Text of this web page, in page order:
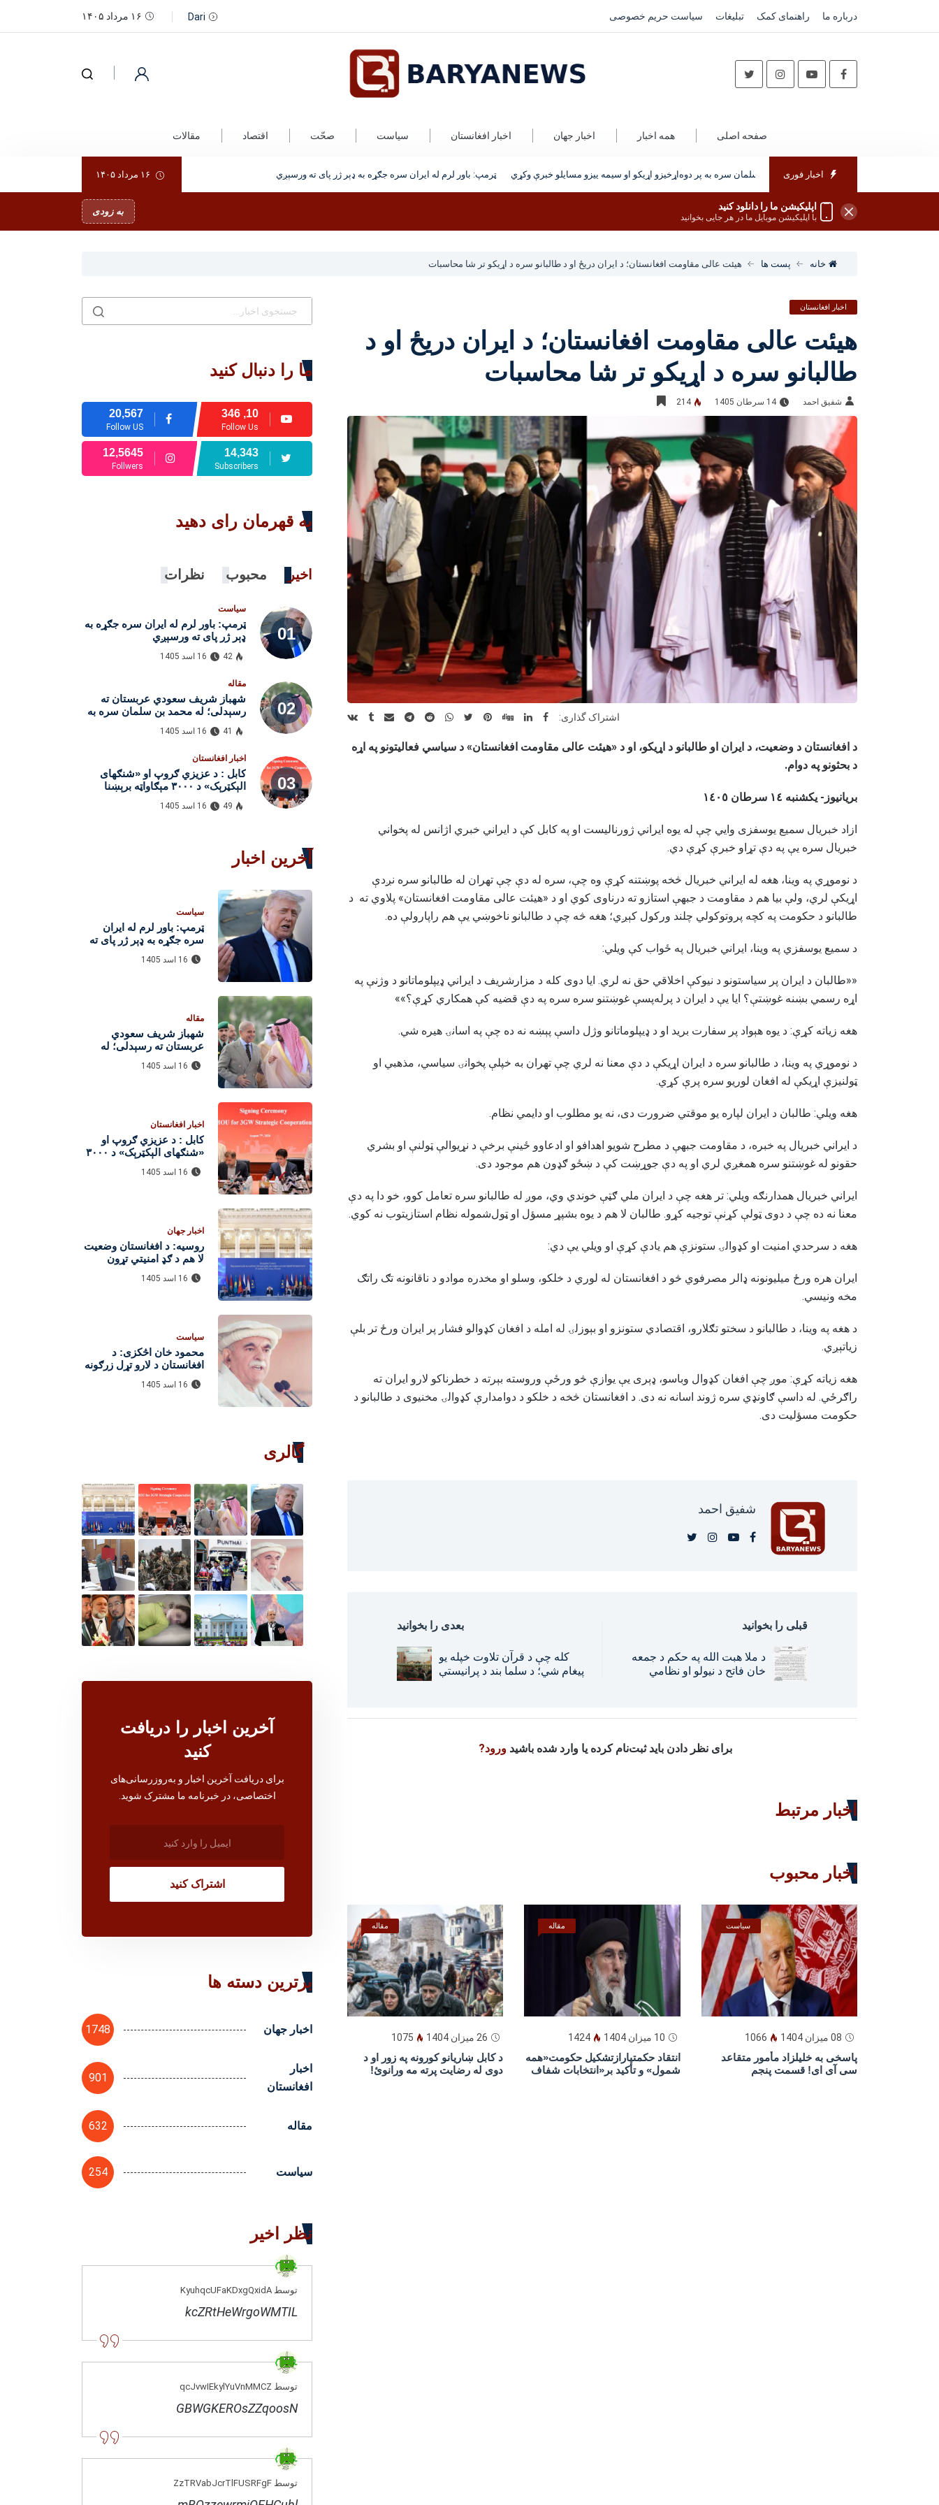
درباره ما راهنمای کمک تبلیغات سیاست حریم خصوصی Dari ۱۶ مرداد ۱۴۰۵
صفحه اصلی همه اخبار اخبار جهان اخبار افغانستان سیاست صحّت اقتصاد مقالات
اخبار فوری ټرمپ: باور لرم له ایران سره جګړه به ډېر ژر پای ته ورسېږي سعودي عربستان ته رسېدلی؛ له محمد بن سلمان سره به پر دوه‌اړخیزو اړیکو او سیمه‌ ییزو مسایلو خبرې وکړي ۱۶ مرداد ۱۴۰۵
اپلیکیشن ما را دانلود کنید
با اپلیکیشن موبایل ما در هر جایی بخوانید
به زودی
خانه پست ها هیئت عالی مقاومت افغانستان؛ د ایران دریځ او د طالبانو سره د اړیکو تر شا محاسبات
اخبار افغانستان
هیئت عالی مقاومت افغانستان؛ د ایران دریځ او د
طالبانو سره د اړیکو تر شا محاسبات
شفيق احمد 14 سرطان 1405 214
اشتراک گذاری:
د افغانستان د وضعیت، د ایران او طالبانو د اړیکو، او د «هیئت عالی مقاومت افغانستان» د سیاسي فعالیتونو په اړه
د بحثونو په دوام.
بریانیوز- یکشنبه ١٤ سرطان ١٤٠٥
ازاد خبریال سمیع یوسفزی وایي چې له یوه ایراني ژورنالیست او په کابل کې د ایراني خبري اژانس له پخواني
خبریال سره یې په دې تړاو خبرې کړې دي.
د نوموړي په وینا، هغه له ایراني خبریال څخه پوښتنه کړې وه چې، سره له دې چې تهران له طالبانو سره نږدې
اړیکې لري، ولې بیا هم د مقاومت د جبهې استازو ته درناوی کوي او د «هیئت عالی مقاومت افغانستان» پلاوي ته د
طالبانو د حکومت په کچه پروتوکولي چلند ورکول کېږي؛ هغه څه چې د طالبانو ناخوښي یې هم راپارولې ده.
د سمیع یوسفزي په وینا، ایراني خبریال په ځواب کې ویلي:
««طالبان د ایران پر سیاستونو د نیوکې اخلاقي حق نه لري. ایا دوی کله د مزارشریف د ایراني ډیپلوماتانو د وژنې په
اړه رسمي بښنه غوښتې؟ ایا یې د ایران د پرله‌پسې غوښتنو سره سره په دې قضیه کې همکاري کړې؟»»
هغه زیاته کړې: د یوه هېواد پر سفارت برید او د ډیپلوماتانو وژل داسې پېښه نه ده چې په اسانۍ هیره شي.
د نوموړي په وینا، د طالبانو سره د ایران اړیکې د دې معنا نه لري چې تهران به خپلې پخوانۍ سیاسي، مذهبي او
ټولنیزې اړیکې له افغان لوریو سره پرې کړي.
هغه ویلي: طالبان د ایران لپاره یو موقتي ضرورت دی، نه یو مطلوب او دایمي نظام.
د ایراني خبریال په خبره، د مقاومت جبهې د مطرح شویو اهدافو او ادعاوو ځینې برخې د نړیوالې ټولنې او بشري
حقونو له غوښتنو سره همغږي لري او په دې جوړښت کې د ښځو ګډون هم موجود دی.
ایراني خبریال همدارنګه ویلي: تر هغه چې د ایران ملي ګټې خوندي وي، موږ له طالبانو سره تعامل کوو، خو دا په دې
معنا نه ده چې د دوی ټولې کړنې توجیه کړو. طالبان لا هم د یوه بشپړ مسؤل او ټول‌شموله نظام استازیتوب نه کوي.
هغه د سرحدي امنیت او کډوالۍ ستونزې هم یادې کړې او ویلي یې دي:
ایران هره ورځ میلیونونه ډالر مصرفوي څو د افغانستان له لوري د خلکو، وسلو او مخدره موادو د ناقانونه تګ راتګ
مخه ونیسي.
د هغه په وینا، د طالبانو د سختو تګلارو، اقتصادي ستونزو او بېوزلۍ له امله د افغان کډوالو فشار پر ایران ورځ تر بلې
زیاتېږي.
هغه زیاته کړې: موږ چې افغان کډوال وباسو، ډېری یې یوازې څو ورځې وروسته بېرته د خطرناکو لارو ایران ته
راګرځي. له داسې ګاونډي سره ژوند اسانه نه دی. د افغانستان څخه د خلکو د دوامدارې کډوالۍ مخنیوی د طالبانو د
حکومت مسؤلیت دی.
شفيق احمد
قبلی را بخوانید
د ملا هبت الله په حکم د جمعه
خان فاتح د نیولو او نظامي
بعدی را بخوانید
کله چې د قرآن تلاوت خپله یو
پیغام شي؛ د سلما بند د پرانیستې
برای نظر دادن باید ثبت‌نام کرده یا وارد شده باشیدورود?
اخبار مرتبط
اخبار محبوب
سیاست
08 میزان 1404 1066
پاسخى به خليلزاد مأمور متقاعد
سى آى اى! قسمت پنجم
مقاله
10 میزان 1404 1424
انتقاد حکمتیارازتشکیل حکومت«همه
شمول» و تأکید بر«انتخابات شفاف
مقاله
26 میزان 1404 1075
د كابل ښاريانو كورونه په زور او د
دوى له رضايت پرته مه ورانوئ!
ما را دنبال کنید
20,567
Follow US
10, 346
Follow Us
12,5645
Follwers
14,343
Subscribers
به قهرمان رای دهید
اخیر محبوب نظرات
سیاست
ټرمپ: باور لرم له ایران سره جګړه به
ډېر ژر پای ته ورسېږي
42 16 اسد 1405
مقاله
شهباز شریف سعودي عربستان ته
رسېدلی؛ له محمد بن سلمان سره به
مسایلو خبرې وکړي
41 16 اسد 1405
اخبار افغانستان
کابل : د عزیزي ګروپ او «شنګهای
الېکټرېک» د ۳۰۰۰ مېګاواټه برېښنا
49 16 اسد 1405
آخرین اخبار
سیاست
ټرمپ: باور لرم له ایران
سره جګړه به ډېر ژر پای ته
ورسېږي
16 اسد 1405
مقاله
شهباز شریف سعودي
عربستان ته رسېدلی؛ له
محمد بن سلمان سره به پر
دوه‌اړخیزو اړیکو او سیمه‌
16 اسد 1405
اخبار افغانستان
کابل : د عزیزي ګروپ او
«شنګهای الېکټرېک» د ۳۰۰۰
مېګاواټه برېښنا پروژو هوکړه
لاسلیک کړه
16 اسد 1405
اخبار جهان
روسیه: د افغانستان وضعیت
لا هم د ګډ امنیتي تړون
سازمان له مهمو
لومړیتوبونو څخه دی
16 اسد 1405
سیاست
محمود خان اڅکزی: د
افغانستان د لارو تړل زرګونه
کورنۍ له سختو ستونزو سره
مخ کړې دي
16 اسد 1405
گالری
آخرین اخبار را دریافت
کنید
برای دریافت آخرین اخبار و به‌روزرسانی‌های
اختصاصی، در خبرنامه ما مشترک شوید.
اشتراک کنید
برترین دسته ها
اخبار جهان 1748
اخبار
افغانستان
901
مقاله 632
سیاست 254
نظر اخیر
توسط KyuhqcUFaKDxgQxidA
kcZRtHeWrgoWMTIL
توسط qcJvwIEkylYuVnMMCZ
GBWGKEROsZZqoosN
توسط ZzTRVabJcrTlFUSRFgF